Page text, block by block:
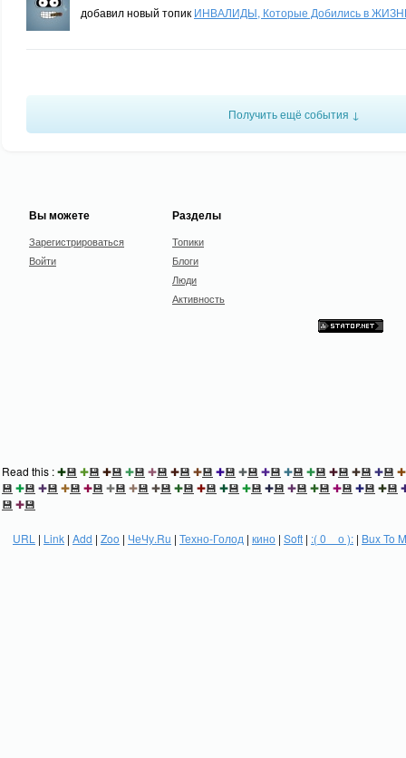
добавил новый топик ИНВАЛИДЫ, Которые Добились в
Получить ещё события ↓
Вы можете
Зарегистрироваться
Войти
Разделы
Топики
Блоги
Люди
Активность
Read this :✚💾 ✚💾 ✚💾 ✚💾 ✚💾 ✚💾 ✚💾 ✚💾 ✚💾 ✚💾 ✚💾 ✚💾 ✚💾 ✚💾 ✚💾 ✚
💾 ✚💾 ✚💾 ✚💾 ✚💾 ✚💾 ✚💾 ✚💾 ✚💾 ✚💾 ✚💾 ✚💾 ✚💾 ✚💾 ✚💾 ✚💾 ✚💾 ✚💾
💾 ✚💾
URL | Link | Add | Zoo | ЧеЧу.Ru | Техно-Голод | кино | Soft | :( 0 _ о ): | Bux To